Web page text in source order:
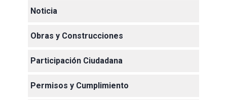
Noticia
Obras y Construcciones
Participación Ciudadana
Permisos y Cumplimiento